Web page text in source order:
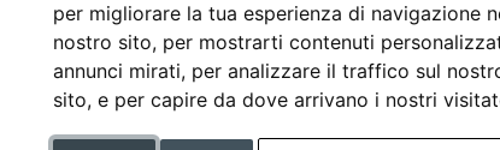
per migliorare la tua esperienza di navigazione
nostro sito, per mostrarti contenuti
annunci mirati, per analizzare il traffico sul
sito, e per capire da dove arrivano i nostri
Cornice in